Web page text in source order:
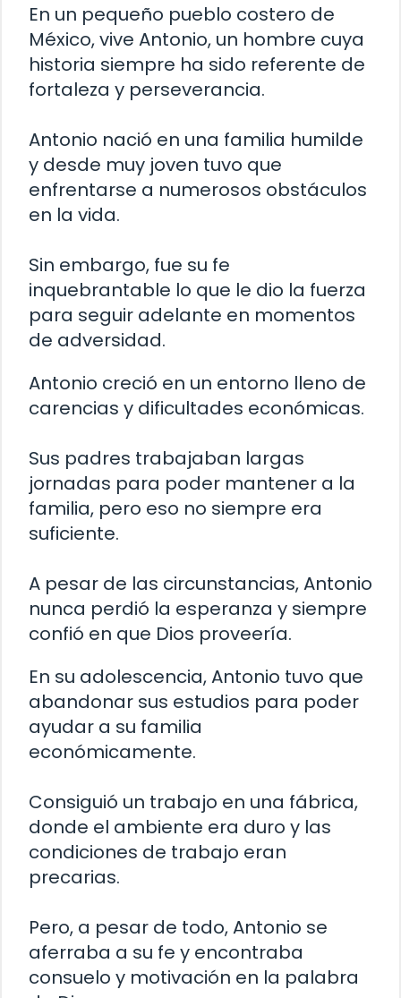
En un pequeño pueblo costero de
México, vive Antonio, un hombre cuya
historia siempre ha sido referente de
fortaleza y perseverancia.
Antonio nació en una familia humilde
y desde muy joven tuvo que
enfrentarse a numerosos obstáculos
en la vida.
Sin embargo, fue su fe
inquebrantable lo que le dio la fuerza
para seguir adelante en momentos
de adversidad.
Antonio creció en un entorno lleno de
carencias y dificultades económicas.
Sus padres trabajaban largas
jornadas para poder mantener a la
familia, pero eso no siempre era
suficiente.
A pesar de las circunstancias, Antonio
nunca perdió la esperanza y siempre
confió en que Dios proveería.
En su adolescencia, Antonio tuvo que
abandonar sus estudios para poder
ayudar a su familia
económicamente.
Consiguió un trabajo en una fábrica,
donde el ambiente era duro y las
condiciones de trabajo eran
precarias.
Pero, a pesar de todo, Antonio se
aferraba a su fe y encontraba
consuelo y motivación en la palabra